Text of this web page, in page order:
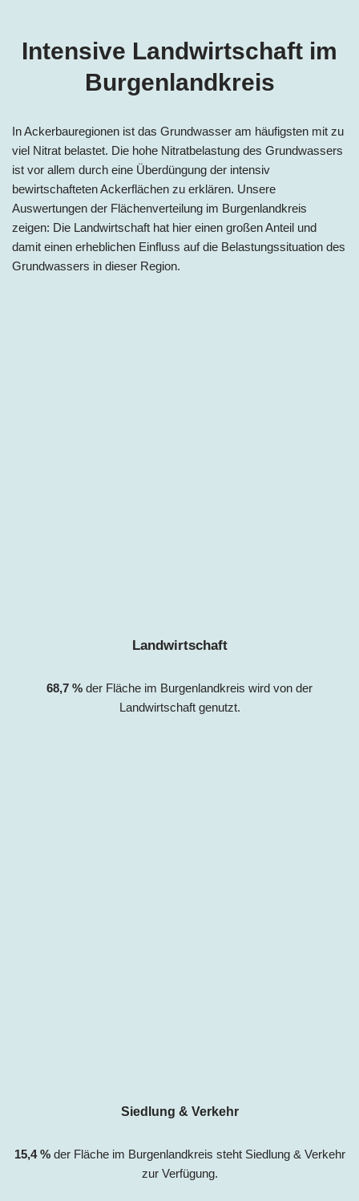
Intensive Landwirtschaft im
Burgenlandkreis
In Ackerbauregionen ist das Grundwasser am häufigsten mit zu
viel Nitrat belastet. Die hohe Nitratbelastung des Grundwassers
ist vor allem durch eine Überdüngung der intensiv
bewirtschafteten Ackerflächen zu erklären. Unsere
Auswertungen der Flächenverteilung im Burgenlandkreis
zeigen: Die Landwirtschaft hat hier einen großen Anteil und
damit einen erheblichen Einfluss auf die Belastungssituation des
Grundwassers in dieser Region.
Landwirtschaft
68,7 % der Fläche im Burgenlandkreis wird von der
Landwirtschaft genutzt.
Siedlung & Verkehr
15,4 %der Fläche im Burgenlandkreis steht Siedlung & Verkehr
zur Verfügung.